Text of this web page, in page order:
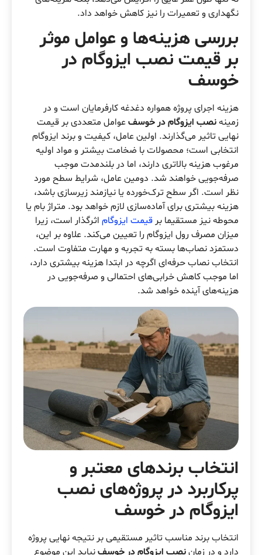
نگهداری و تعمیرات را نیز کاهش خواهد داد.
بررسی هزینه‌ها و عوامل موثر
بر قیمت نصب ایزوگام در
خوسف
هزینه اجرای پروژه همواره دغدغه کارفرمایان است و در
زمینهنصب ایزوگام در خوسفعوامل متعددی بر قیمت
نهایی تاثیر می‌گذارند. اولین عامل، کیفیت و برند ایزوگام
انتخابی است؛ محصولات با ضخامت بیشتر و مواد اولیه
مرغوب هزینه بالاتری دارند، اما در بلندمدت موجب
صرفه‌جویی خواهند شد. دومین عامل، شرایط سطح مورد
نظر است. اگر سطح ترک‌خورده یا نیازمند زیرسازی باشد،
هزینه بیشتری برای آماده‌سازی لازم خواهد بود. متراژ بام یا
محوطه نیز مستقیما بر قیمت ایزوگام اثرگذار است، زیرا
میزان مصرف رول ایزوگام را تعیین می‌کند. علاوه بر این،
دستمزد نصاب‌ها بسته به تجربه و مهارت متفاوت است.
انتخاب نصاب حرفه‌ای اگرچه در ابتدا هزینه بیشتری دارد،
اما موجب کاهش خرابی‌های احتمالی و صرفه‌جویی در
هزینه‌های آینده خواهد شد.
انتخاب برندهای معتبر و
پرکاربرد در پروژه‌های نصب
ایزوگام در خوسف
انتخاب برند مناسب تاثیر مستقیمی بر نتیجه نهایی پروژه
دارد و در زماننصب ایزوگام در خوسفنباید این موضوع